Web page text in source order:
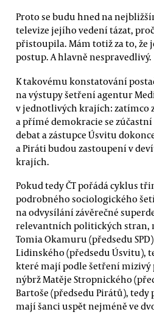
Proto se budu hned na
televize jejího vedení tázat,
přistoupila. Mám totiž za to, že
postup. A hlavně nespravedlivý.
K takovému konstatování
na výstupy šetření agentur
v jednotlivých krajích: zatímco
a přímé demokracie se
debat a zástupce Úsvitu
a Piráti budou zastoupení v
krajích.
Pokud tedy ČT pořádá cyklus
podrobného sociologického
na odvysílání závěrečné
relevantních politických stran,
Tomia Okamuru (předsedu
Lidinského (předsedu Úsvitu),
které mají podle šetření
nýbrž Matěje Stropnického
Bartoše (předsedu Pirátů), tedy
mají šanci uspět nejméně ve